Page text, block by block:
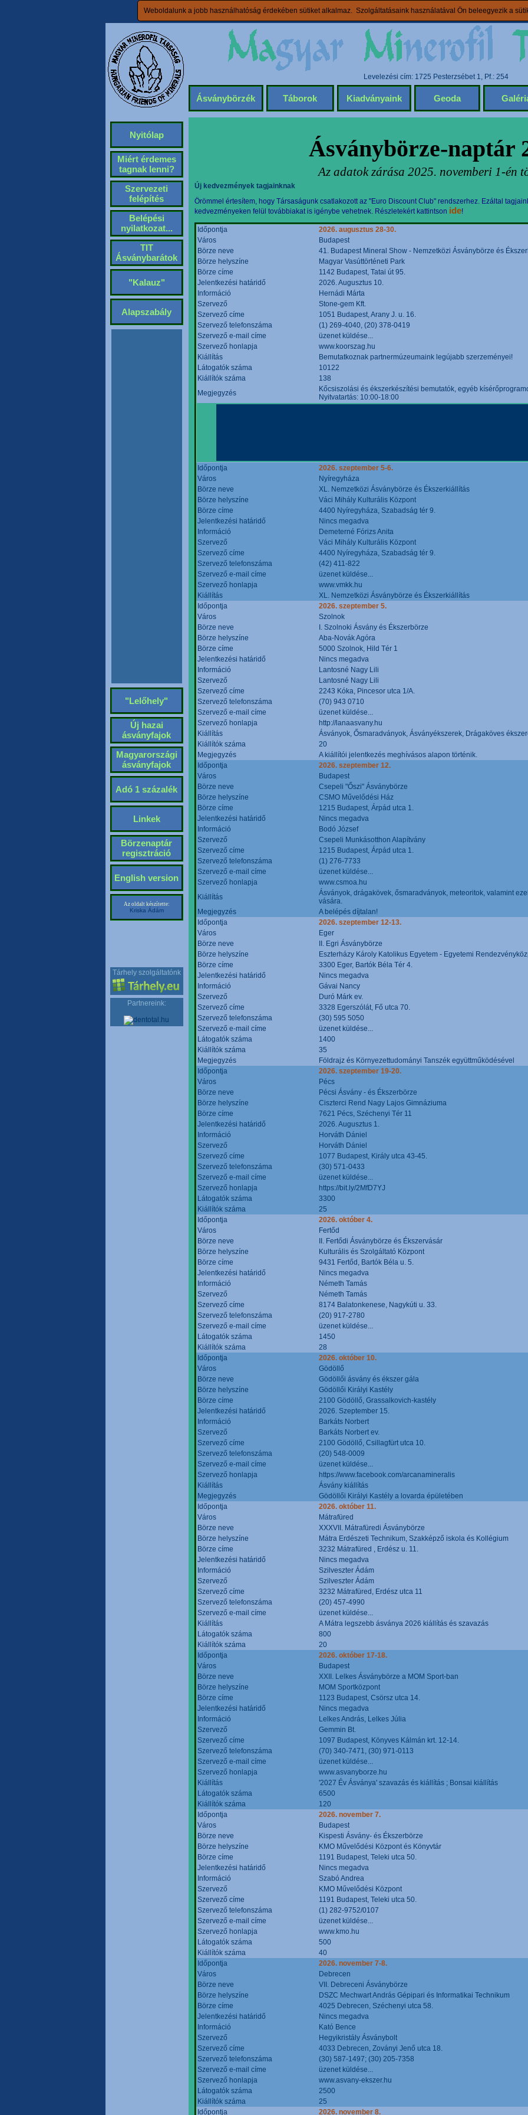
Weboldalunk a jobb használhatóság érdekében sütiket alkalmaz. Szolgáltatásaink használatával Ön beleegyezik a
Levelezési cím: 1725 Pesterzsébet 1, Pf.: 254
Ásványbörzék Táborok Kiadványaink Geoda
Nyitólap
Miért érdemes
tagnak lenni?
Szervezeti
felépítés
Belépési
nyilatkozat...
TIT
Ásványbarátok
"Kalauz"
Alapszabály
"Lelőhely"
Új hazai
ásványfajok
Magyarországi
ásványfajok
Adó 1 százalék
Linkek
Börzenaptár
regisztráció
English version
Az oldalt készítette:
Kriska Ádám
Tárhely szolgáltatónk
Partnereink:
Ásványbörze-naptár
Az adatok zárása 2025. novemberi 1-én
Új kedvezmények tagjainknak
Örömmel értesítem, hogy Társaságunk csatlakozott az "Euro Discount Club" rendszerhez. Ezáltal
kedvezményeken felül továbbiakat is igénybe vehetnek. Részletekért kattintson ide!
Időpontja
2026. augusztus 28-30.
Város
Budapest
Börze neve
41. Budapest Mineral Show - Nemzetközi Ásványbörze és
Börze helyszíne
Magyar Vasúttörténeti Park
Börze címe
1142 Budapest, Tatai út 95.
Jelentkezési határidő
2026. Augusztus 10.
Információ
Hernádi Márta
Szervező
Stone-gem Kft.
Szervező címe
1051 Budapest, Arany J. u. 16.
Szervező telefonszáma
(1) 269-4040, (20) 378-0419
Szervező e-mail címe
üzenet küldése...
Szervező honlapja
www.koorszag.hu
Kiállítás
Bemutatkoznak partnermúzeumaink legújabb szerzeményei!
Látogatók száma
10122
Kiállítók száma
138
Megjegyzés
Kőcsiszolási és ékszerkészítési bemutatók, egyéb
Nyitvatartás: 10:00-18:00
Időpontja
2026. szeptember 5-6.
Város
Nyíregyháza
Börze neve
XL. Nemzetközi Ásványbörze és Ékszerkiállítás
Börze helyszíne
Váci Mihály Kulturális Központ
Börze címe
4400 Nyíregyháza, Szabadság tér 9.
Jelentkezési határidő
Nincs megadva
Információ
Demeterné Fórizs Anita
Szervező
Váci Mihály Kulturális Központ
Szervező címe
4400 Nyíregyháza, Szabadság tér 9.
Szervező telefonszáma
(42) 411-822
Szervező e-mail címe
üzenet küldése...
Szervező honlapja
www.vmkk.hu
Kiállítás
XL. Nemzetközi Ásványbörze és Ékszerkiállítás
Időpontja
2026. szeptember 5.
Város
Szolnok
Börze neve
I. Szolnoki Ásvány és Ékszerbörze
Börze helyszíne
Aba-Novák Agóra
Börze címe
5000 Szolnok, Hild Tér 1
Jelentkezési határidő
Nincs megadva
Információ
Lantosné Nagy Lili
Szervező
Lantosné Nagy Lili
Szervező címe
2243 Kóka, Pincesor utca 1/A.
Szervező telefonszáma
(70) 943 0710
Szervező e-mail címe
üzenet küldése...
Szervező honlapja
http://lanaasvany.hu
Kiállítás
Ásványok, Ősmaradványok, Ásványékszerek, Drágaköves
Kiállítók száma
20
Megjegyzés
A kiállítói jelentkezés meghívásos alapon történik.
Időpontja
2026. szeptember 12.
Város
Budapest
Börze neve
Csepeli "Őszi" Ásványbörze
Börze helyszíne
CSMO Művelődési Ház
Börze címe
1215 Budapest, Árpád utca 1.
Jelentkezési határidő
Nincs megadva
Információ
Bodó József
Szervező
Csepeli Munkásotthon Alapítvány
Szervező címe
1215 Budapest, Árpád utca 1.
Szervező telefonszáma
(1) 276-7733
Szervező e-mail címe
üzenet küldése...
Szervező honlapja
www.csmoa.hu
Kiállítás
Ásványok, drágakövek, ősmaradványok, meteoritok, valamint
vására.
Megjegyzés
A belépés díjtalan!
Időpontja
2026. szeptember 12-13.
Város
Eger
Börze neve
II. Egri Ásványbörze
Börze helyszíne
Eszterházy Károly Katolikus Egyetem - Egyetemi
Börze címe
3300 Eger, Bartók Béla Tér 4.
Jelentkezési határidő
Nincs megadva
Információ
Gávai Nancy
Szervező
Duró Márk ev.
Szervező címe
3328 Egerszólát, Fő utca 70.
Szervező telefonszáma
(30) 595 5050
Szervező e-mail címe
üzenet küldése...
Látogatók száma
1400
Kiállítók száma
35
Megjegyzés
Földrajz és Környezettudományi Tanszék együttműködésével
Időpontja
2026. szeptember 19-20.
Város
Pécs
Börze neve
Pécsi Ásvány - és Ékszerbörze
Börze helyszíne
Ciszterci Rend Nagy Lajos Gimnáziuma
Börze címe
7621 Pécs, Széchenyi Tér 11
Jelentkezési határidő
2026. Augusztus 1.
Információ
Horváth Dániel
Szervező
Horváth Dániel
Szervező címe
1077 Budapest, Király utca 43-45.
Szervező telefonszáma
(30) 571-0433
Szervező e-mail címe
üzenet küldése...
Szervező honlapja
https://bit.ly/2MfD7YJ
Látogatók száma
3300
Kiállítók száma
25
Időpontja
2026. október 4.
Város
Fertőd
Börze neve
II. Fertődi Ásványbörze és Ékszervásár
Börze helyszíne
Kulturális és Szolgáltató Központ
Börze címe
9431 Fertőd, Bartók Béla u. 5.
Jelentkezési határidő
Nincs megadva
Információ
Németh Tamás
Szervező
Németh Tamás
Szervező címe
8174 Balatonkenese, Nagykúti u. 33.
Szervező telefonszáma
(20) 917-2780
Szervező e-mail címe
üzenet küldése...
Látogatók száma
1450
Kiállítók száma
28
Időpontja
2026. október 10.
Város
Gödöllő
Börze neve
Gödöllői ásvány és ékszer gála
Börze helyszíne
Gödöllői Királyi Kastély
Börze címe
2100 Gödöllő, Grassalkovich-kastély
Jelentkezési határidő
2026. Szeptember 15.
Információ
Barkáts Norbert
Szervező
Barkáts Norbert ev.
Szervező címe
2100 Gödöllő, Csillagfürt utca 10.
Szervező telefonszáma
(20) 548-0009
Szervező e-mail címe
üzenet küldése...
Szervező honlapja
https://www.facebook.com/arcanamineralis
Kiállítás
Ásvány kiállítás
Megjegyzés
Gödöllői Királyi Kastély a lovarda épületében
Időpontja
2026. október 11.
Város
Mátrafüred
Börze neve
XXXVII. Mátrafüredi Ásványbörze
Börze helyszíne
Mátra Erdészeti Technikum, Szakképző iskola és Kollégium
Börze címe
3232 Mátrafüred , Erdész u. 11.
Jelentkezési határidő
Nincs megadva
Információ
Szilveszter Ádám
Szervező
Szilveszter Ádám
Szervező címe
3232 Mátrafüred, Erdész utca 11
Szervező telefonszáma
(20) 457-4990
Szervező e-mail címe
üzenet küldése...
Kiállítás
A Mátra legszebb ásványa 2026 kiállítás és szavazás
Látogatók száma
800
Kiállítók száma
20
Időpontja
2026. október 17-18.
Város
Budapest
Börze neve
XXII. Lelkes Ásványbörze a MOM Sport-ban
Börze helyszíne
MOM Sportközpont
Börze címe
1123 Budapest, Csörsz utca 14.
Jelentkezési határidő
Nincs megadva
Információ
Lelkes András, Lelkes Júlia
Szervező
Gemmin Bt.
Szervező címe
1097 Budapest, Könyves Kálmán krt. 12-14.
Szervező telefonszáma
(70) 340-7471, (30) 971-0113
Szervező e-mail címe
üzenet küldése...
Szervező honlapja
www.asvanyborze.hu
Kiállítás
'2027 Év Ásványa' szavazás és kiállítás ; Bonsai kiállítás
Látogatók száma
6500
Kiállítók száma
120
Időpontja
2026. november 7.
Város
Budapest
Börze neve
Kispesti Ásvány- és Ékszerbörze
Börze helyszíne
KMO Művelődési Központ és Könyvtár
Börze címe
1191 Budapest, Teleki utca 50.
Jelentkezési határidő
Nincs megadva
Információ
Szabó Andrea
Szervező
KMO Művelődési Központ
Szervező címe
1191 Budapest, Teleki utca 50.
Szervező telefonszáma
(1) 282-9752/0107
Szervező e-mail címe
üzenet küldése...
Szervező honlapja
www.kmo.hu
Látogatók száma
500
Kiállítók száma
40
Időpontja
2026. november 7-8.
Város
Debrecen
Börze neve
VII. Debreceni Ásványbörze
Börze helyszíne
DSZC Mechwart András Gépipari és Informatikai Technikum
Börze címe
4025 Debrecen, Széchenyi utca 58.
Jelentkezési határidő
Nincs megadva
Információ
Kató Bence
Szervező
Hegyikristály Ásványbolt
Szervező címe
4033 Debrecen, Zoványi Jenő utca 18.
Szervező telefonszáma
(30) 587-1497; (30) 205-7358
Szervező e-mail címe
üzenet küldése...
Szervező honlapja
www.asvany-ekszer.hu
Látogatók száma
2500
Kiállítók száma
25
Időpontja
2026. november 8.